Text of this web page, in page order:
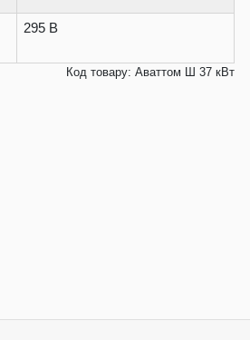
295 В
Код товару: Аваттом Ш 37 кВт